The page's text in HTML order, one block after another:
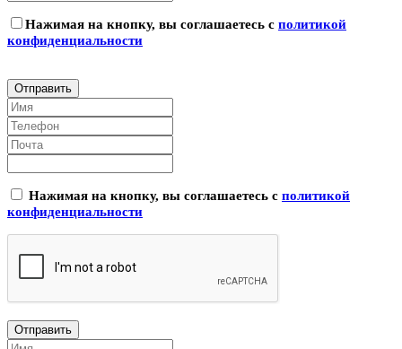
Нажимая на кнопку, вы соглашаетесь с политикой
конфиденциальности
Нажимая на кнопку, вы соглашаетесь с политикой
конфиденциальности